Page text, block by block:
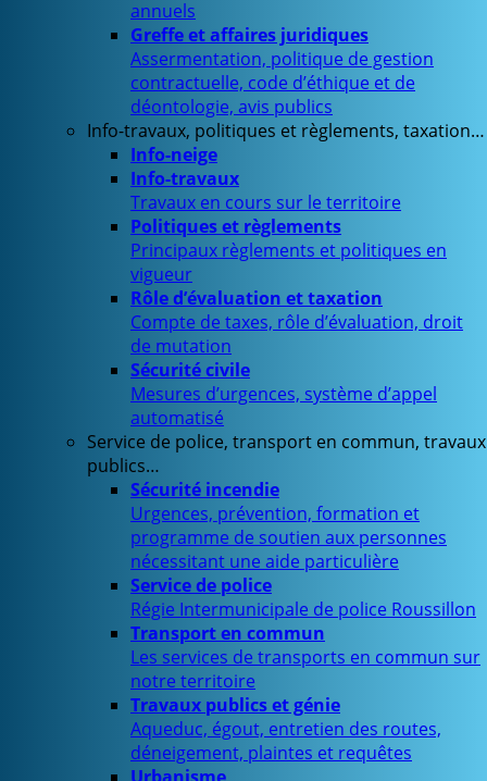
annuels
Greffe et affaires juridiques
Assermentation, politique de gestion
contractuelle, code d’éthique et de
déontologie, avis publics
Info-travaux, politiques et règlements, taxation…
Info-neige
Info-travaux
Travaux en cours sur le territoire
Politiques et règlements
Principaux règlements et politiques en
vigueur
Rôle d’évaluation et taxation
Compte de taxes, rôle d’évaluation, droit
de mutation
Sécurité civile
Mesures d’urgences, système d’appel
automatisé
Service de police, transport en commun, travaux
publics…
Sécurité incendie
Urgences, prévention, formation et
programme de soutien aux personnes
nécessitant une aide particulière
Service de police
Régie Intermunicipale de police Roussillon
Transport en commun
Les services de transports en commun sur
notre territoire
Travaux publics et génie
Aqueduc, égout, entretien des routes,
déneigement, plaintes et requêtes